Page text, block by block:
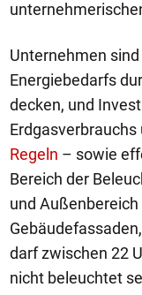
Unternehmen
Energiebedarfs
decken, und
Regeln – sowie
Bereich der
und
darf zwischen 22
nicht beleuchtet